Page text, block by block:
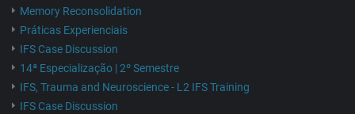
Memory Reconsolidation
Práticas Experienciais
IFS Case Discussion
14ª Especialização | 2º Semestre
IFS, Trauma and Neuroscience - L2 IFS Training
IFS Case Discussion